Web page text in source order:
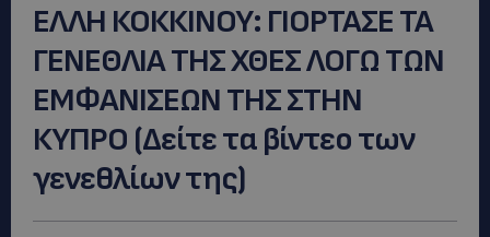
ΕΛΛΗ ΚΟΚΚΙΝΟΥ: ΓΙΟΡΤΑΣΕ ΤΑ
ΓΕΝΕΘΛΙΑ ΤΗΣ ΧΘΕΣ ΛΟΓΩ ΤΩΝ
ΕΜΦΑΝΙΣΕΩΝ ΤΗΣ ΣΤΗΝ
ΚΥΠΡΟ (Δείτε τα βίντεο των
γενεθλίων της)